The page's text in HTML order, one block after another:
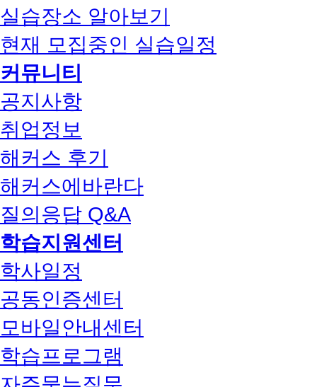
실습장소 알아보기
현재 모집중인 실습일정
커뮤니티
공지사항
취업정보
해커스 후기
해커스에바란다
질의응답 Q&A
학습지원센터
학사일정
공동인증센터
모바일안내센터
학습프로그램